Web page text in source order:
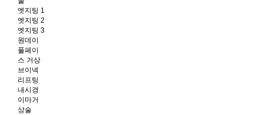
엣지팅 1
엣지팅 2
엣지팅 3
원데이
풀페이
스 거상
브이넥
리프팅
내시경
이마거
상술